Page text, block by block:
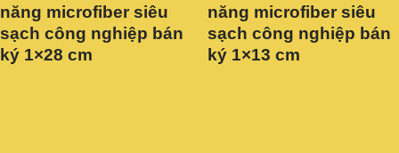
năng microfiber siêu
sạch công nghiệp bán
ký 1×28 cm
năng microfiber siêu
sạch công nghiệp bán
ký 1×13 cm